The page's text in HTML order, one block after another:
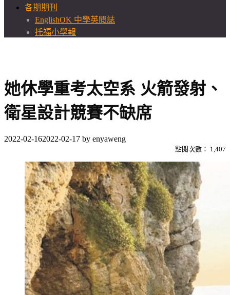
各期期刊
EnglishOK 中學英閱誌
托福小學報
她休學重考太空系 火箭發射、
衛星設計競賽不缺席
2022-02-162022-02-17 by enyaweng
點閱次數： 1,407